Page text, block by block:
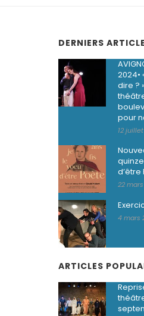
DERNIERS
2024•
dire ?
pour
12
d’être
22
4 mars
ARTICLES